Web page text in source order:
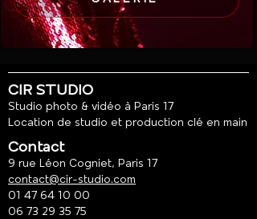
CIR STUDIO
Studio photo & vidéo à Paris 17
Location de studio et production clé en main
Contact
9 rue Léon Cogniet, Paris 17
contact@cir-studio.com
01 47 64 10 00
06 73 29 35 75